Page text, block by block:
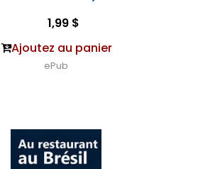
1,99 $
Ajoutez au panier
ePub